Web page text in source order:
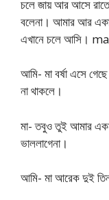
চলে জায় আর আসে
বলেনা। আমার আর একা
এখানে চলে আসি।
আমি- মা বর্ষা এসে
না থাকলে।
মা- তবুও তুই আমার
ভাললাগেনা।
আমি- মা আরেক দুই